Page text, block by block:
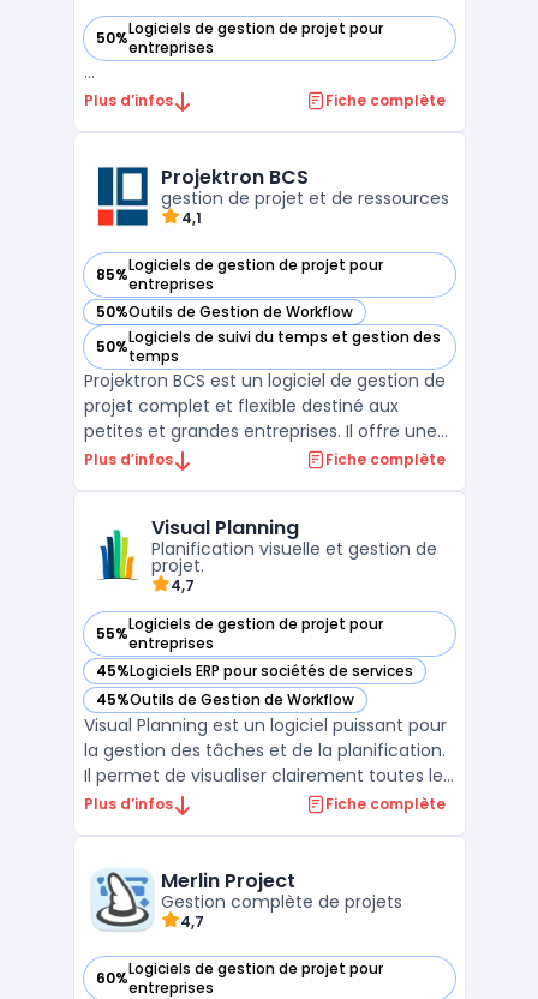
50%Logiciels de gestion de projet pour
entreprises
— voir Airsaas dans cette catégorie
...
Plus d’infos Fiche complète
Projektron BCS
gestion de projet et de ressources
4,1
85%Logiciels de gestion de projet pour
entreprises
— voir Projektron BCS dans cette catégorie
50%Outils de Gestion de Workflow
— voir Projektron BCS dans cette catégorie
50%Logiciels de suivi du temps et gestion des
temps
— voir Projektron BCS dans cette catégorie
Projektron BCS est un logiciel de gestion de
projet complet et flexible destiné aux
petites et grandes entreprises. Il offre une
gamme complète de fonctionnalités de
des ressources et des budgets. Projektron B
Plus d’infos Fiche complète
Visual Planning
Planification visuelle et gestion de
projet.
4,7
55%Logiciels de gestion de projet pour
entreprises
— voir Visual Planning dans cette catégorie
45%Logiciels ERP pour sociétés de services
— voir Visual Planning dans cette catégorie
45%Outils de Gestion de Workflow
— voir Visual Planning dans cette catégorie
Visual Planning est un logiciel puissant pour
la gestion des tâches et de la planification.
Il permet de visualiser clairement toutes les
activités quotidiennes d'une entreprise, afin
planification assure une gestion simplifi ...
Plus d’infos Fiche complète
Merlin Project
Gestion complète de projets
4,7
60%Logiciels de gestion de projet pour
entreprises
— voir Merlin Project dans cette catégorie